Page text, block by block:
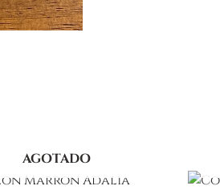
AGOTADO